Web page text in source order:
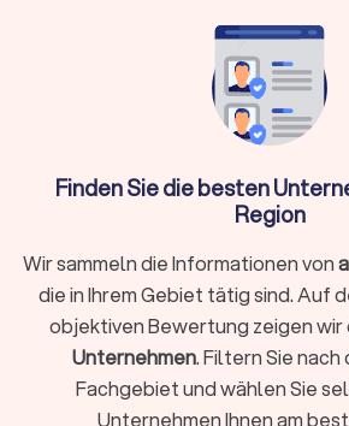
Was kostet ein Energieberater in
Die Kosten für einen Energieberater
der Beratung und der Komplexität des
umfassende Energieberatung eines
zwischen € 800,- und
Einzelmaßnahmen, wie die Beratung zur
Dachdämmung, sind oft günstiger.
Förderung und Zuschüsse in
Staatliche Förderprogramme machen
Energieberaters finanziell attraktiv,
erheblichen Teil der Beratungskosten
bietet Förderungen für energetische
Einsatz von Energieberatern an. Das
Wirtschaft und Ausfuhrkontrolle (BAFA)
Finden Sie die besten
Region
Wir sammeln die Informationen von
die in Ihrem Gebiet tätig sind. Auf
objektiven Bewertung zeigen wir
Unternehmen. Filtern Sie
Fachgebiet und wählen Sie
Unternehmen Ihnen am